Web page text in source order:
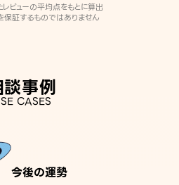
ビューの平均点をもとに算出
証するものではありません
事例
CASES
今後の運勢